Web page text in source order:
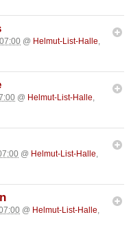
@ Helmut-List-Halle,
@ Helmut-List-Halle,
@ Helmut-List-Halle,
@ Helmut-List-Halle,